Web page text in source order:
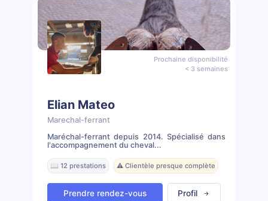
Prochaine disponibilité
< 3 semaines
Elian Mateo
Marechal-ferrant
Maréchal-ferrant depuis 2014. Spécialisé dans
l'accompagnement du cheval...
📖 12 prestations ⚠️ Clientèle presque complète
Prendre rendez-vous Profil